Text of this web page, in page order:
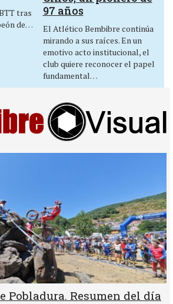
tras
de…
97 años
El Atlético Bembibre continúa
mirando a sus raíces. En un
emotivo acto institucional, el
club quiere reconocer el papel
fundamental…
Pobladura. Resumen del día